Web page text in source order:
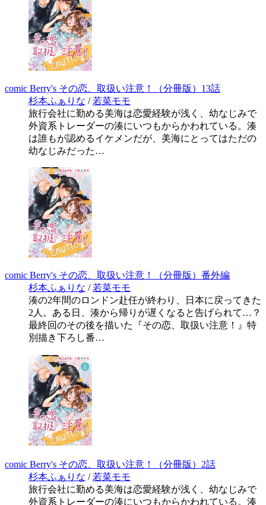
comic Berry's その恋、取扱い注意！（分冊版）13話
杉本ふぁりな / 若菜モモ
旅行会社に勤める美海は恋愛経験が浅く、幼なじみで
外資系トレーダーの湊にいつもからかわれている。湊
は誰もが認めるイケメンだが、美海にとってはただの
幼なじみだった…
comic Berry's その恋、取扱い注意！（分冊版）番外編
杉本ふぁりな / 若菜モモ
湊の2年間のロンドン赴任が終わり、日本に戻ってきた
2人。ある日、湊から帰りが遅くなると告げられて…？
最終回のその後を描いた『その恋、取扱い注意！』特
別描き下ろし番…
comic Berry's その恋、取扱い注意！（分冊版）2話
杉本ふぁりな / 若菜モモ
旅行会社に勤める美海は恋愛経験が浅く、幼なじみで
外資系トレーダーの湊にいつもからかわれている。湊